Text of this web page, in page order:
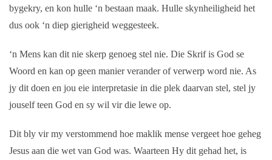
bygekry, en kon hulle ‘n bestaan maak. Hulle skynheiligheid het
dus ook ‘n diep gierigheid weggesteek.
‘n Mens kan dit nie skerp genoeg stel nie. Die Skrif is God se
Woord en kan op geen manier verander of verwerp word nie. As
jy dit doen en jou eie interpretasie in die plek daarvan stel, stel jy
jouself teen God en sy wil vir die lewe op.
Dit bly vir my verstommend hoe maklik mense vergeet hoe geheg
Jesus aan die wet van God was. Waarteen Hy dit gehad het, is